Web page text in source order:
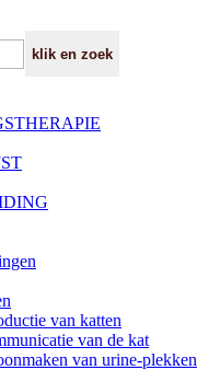
van katten
van de kat
van urine-plekken